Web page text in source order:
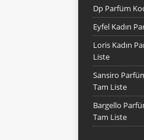
Dp Parfüm
Eyfel Kadın
Loris Kadın
Liste
Sansiro
Tam Liste
Bargello
Tam Liste